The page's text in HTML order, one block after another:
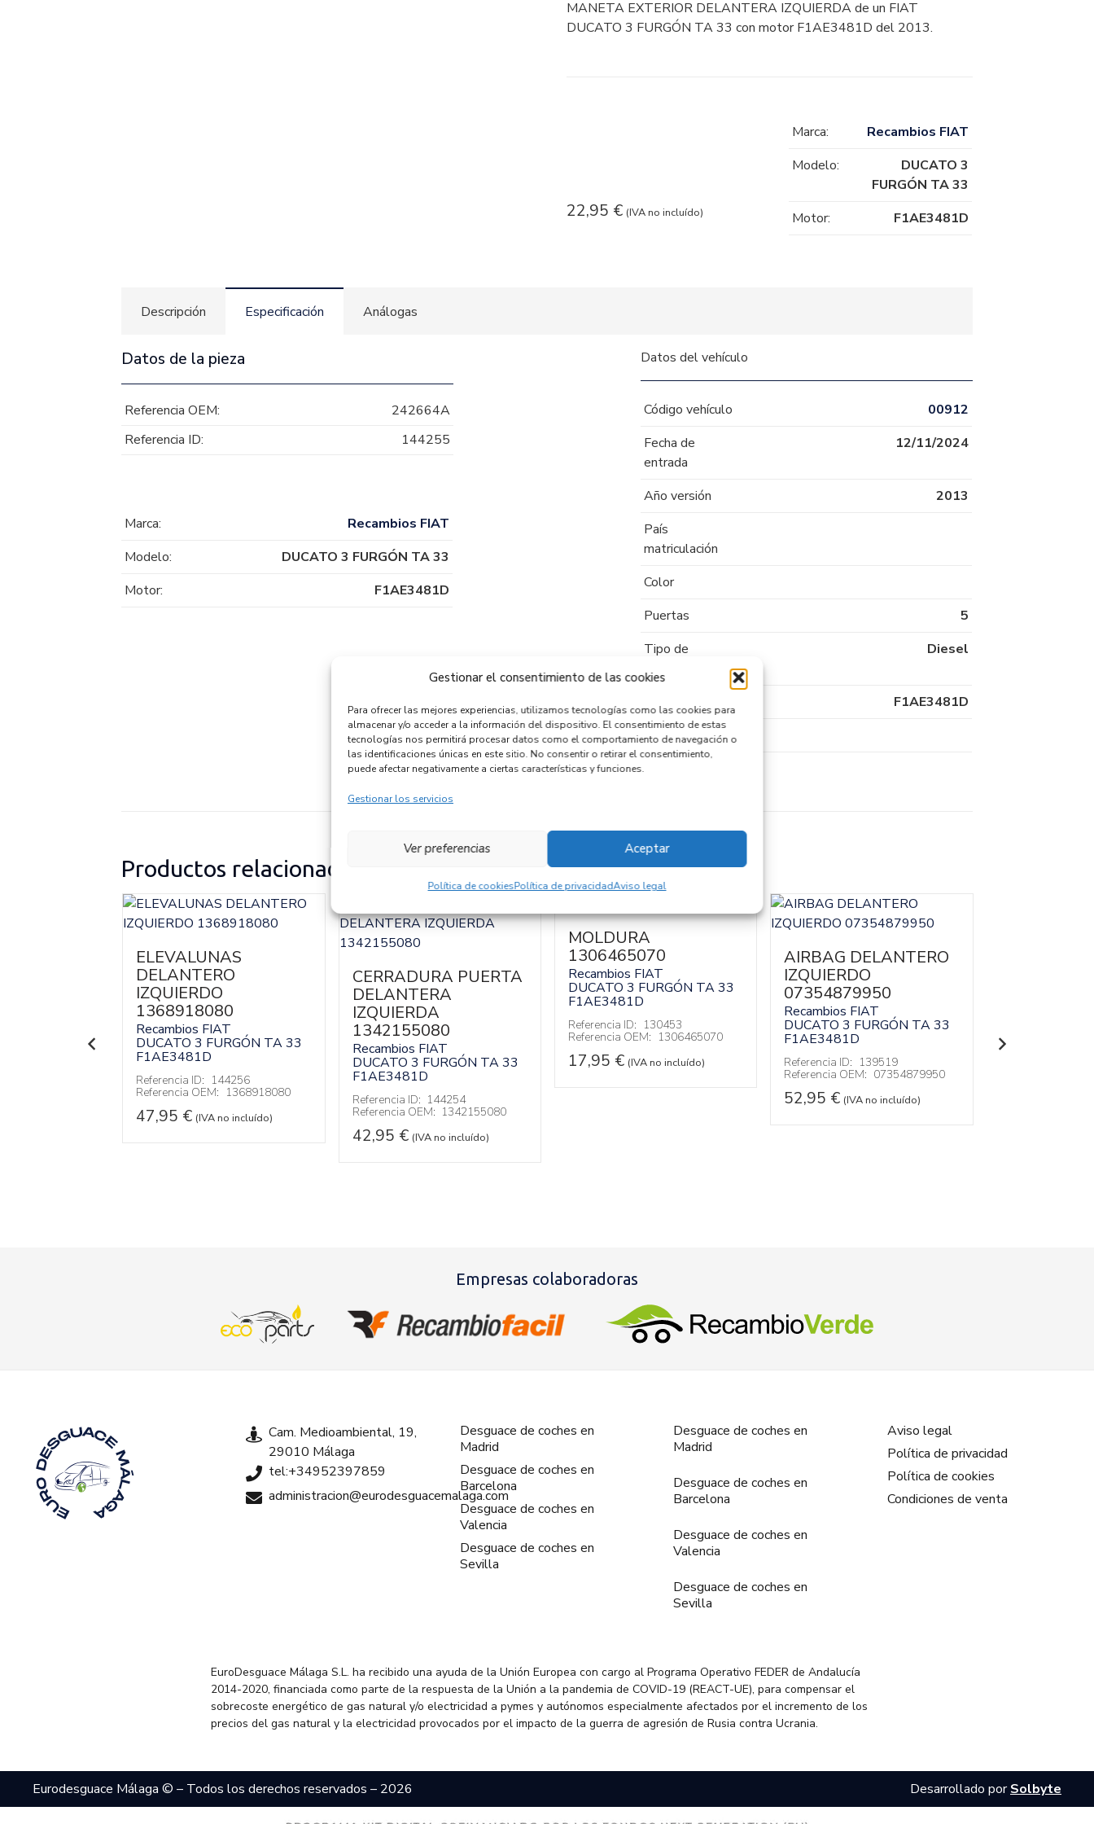
Gestionar el consentimiento de las cookies
Para ofrecer las mejores experiencias, utilizamos tecnologías como las cookies para
almacenar y/o acceder a la información del dispositivo. El consentimiento de estas
tecnologías nos permitirá procesar datos como el comportamiento de navegación o
las identificaciones únicas en este sitio. No consentir o retirar el consentimiento,
puede afectar negativamente a ciertas características y funciones.
Gestionar los servicios
Aceptar
Ver preferencias
Política de cookiesPolítica de privacidadAviso legal
MANETA EXTERIOR DELANTERA IZQUIERDA de un FIAT
DUCATO 3 FURGÓN TA 33 con motor F1AE3481D del 2013.
22,95 € (IVA no incluído)
Marca:
Recambios FIAT
Modelo:
DUCATO 3
FURGÓN TA 33
Motor:
F1AE3481D
Descripción Especificación Análogas
Datos de la pieza
Referencia OEM:
242664A
Referencia ID:
144255
Marca:
Recambios FIAT
Modelo:
DUCATO 3 FURGÓN TA 33
Motor:
F1AE3481D
Datos del vehículo
Código vehículo
00912
Fecha de
entrada
12/11/2024
Año versión
2013
País
matriculación
Color
Puertas
5
Tipo de
combustible
Diesel
Código motor
F1AE3481D
Código cambio
Productos relacionados
ELEVALUNAS
DELANTERO
IZQUIERDO
1368918080
Recambios FIAT
DUCATO 3 FURGÓN TA 33
F1AE3481D
Referencia ID: 144256
Referencia OEM: 1368918080
47,95 € (IVA no incluído)
CERRADURA PUERTA
DELANTERA
IZQUIERDA
1342155080
Recambios FIAT
DUCATO 3 FURGÓN TA 33
F1AE3481D
Referencia ID: 144254
Referencia OEM: 1342155080
42,95 € (IVA no incluído)
MOLDURA
1306465070
Recambios FIAT
DUCATO 3 FURGÓN TA 33
F1AE3481D
Referencia ID: 130453
Referencia OEM: 1306465070
17,95 € (IVA no incluído)
AIRBAG DELANTERO
IZQUIERDO
07354879950
Recambios FIAT
DUCATO 3 FURGÓN TA 33
F1AE3481D
Referencia ID: 139519
Referencia OEM: 07354879950
52,95 € (IVA no incluído)
F1AE3481D
Empresas colaboradoras
Cam. Medioambiental, 19,
29010 Málaga
tel:+34952397859
administracion@eurodesguacemalaga.com
Desguace de coches en
Madrid
Desguace de coches en
Barcelona
Desguace de coches en
Valencia
Desguace de coches en
Sevilla
Desguace de coches en
Madrid
Desguace de coches en
Barcelona
Desguace de coches en
Valencia
Desguace de coches en
Sevilla
Aviso legal
Política de privacidad
Política de cookies
Condiciones de venta
EuroDesguace Málaga S.L. ha recibido una ayuda de la Unión Europea con cargo al Programa Operativo FEDER de Andalucía
2014-2020, financiada como parte de la respuesta de la Unión a la pandemia de COVID-19 (REACT-UE), para compensar el
sobrecoste energético de gas natural y/o electricidad a pymes y autónomos especialmente afectados por el incremento de los
precios del gas natural y la electricidad provocados por el impacto de la guerra de agresión de Rusia contra Ucrania.
Eurodesguace Málaga © – Todos los derechos reservados – 2026 Desarrollado porSolbyte